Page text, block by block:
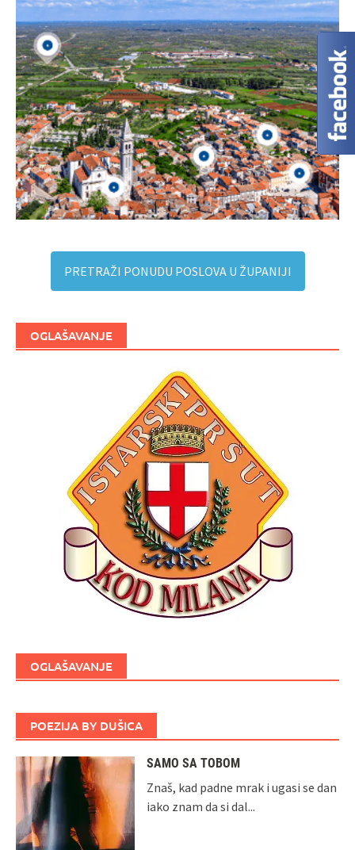
PRETRAŽI PONUDU POSLOVA U ŽUPANIJI
OGLAŠAVANJE
OGLAŠAVANJE
POEZIJA BY DUŠICA
SAMO SA TOBOM
Znaš, kad padne mrak i ugasi se dan
iako znam da si dal...